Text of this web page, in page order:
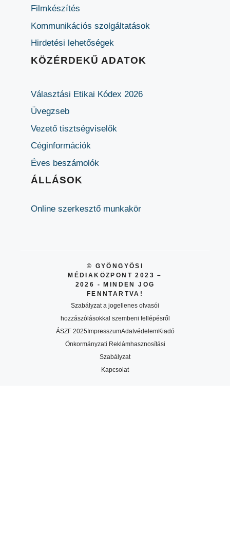
Filmkészítés
Kommunikációs szolgáltatások
Hirdetési lehetőségek
KÖZÉRDEKŰ ADATOK
Választási Etikai Kódex 2026
Üvegzseb
Vezető tisztségviselők
Céginformációk
Éves beszámolók
ÁLLÁSOK
Online szerkesztő munkakör
© GYÖNGYÖSI
MÉDIAKÖZPONT 2023 –
2026 - MINDEN JOG
FENNTARTVA!
Szabályzat a jogellenes olvasói
hozzászólásokkal szembeni fellépésről
ÁSZF 2025ImpresszumAdatvédelemKiadó
Önkormányzati Reklámhasznosítási
Szabályzat
Kapcsolat